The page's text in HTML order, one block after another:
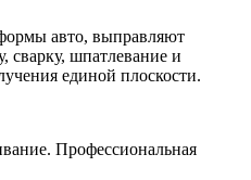
авто, выправляют
сварку, шпатлевание и
единой плоскости.
Профессиональная